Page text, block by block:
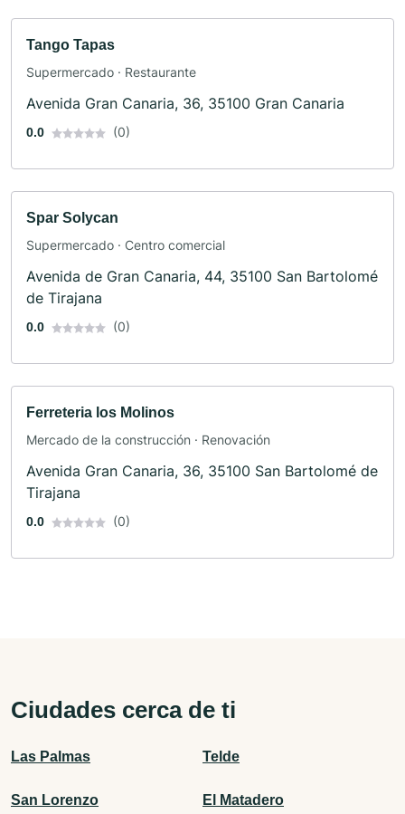
Tango Tapas
Supermercado · Restaurante
Avenida Gran Canaria, 36, 35100 Gran Canaria
0.0 (0)
Spar Solycan
Supermercado · Centro comercial
Avenida de Gran Canaria, 44, 35100 San Bartolomé
de Tirajana
0.0 (0)
Ferreteria los Molinos
Mercado de la construcción · Renovación
Avenida Gran Canaria, 36, 35100 San Bartolomé de
Tirajana
0.0 (0)
Ciudades cerca de ti
Las Palmas Telde
San Lorenzo El Matadero